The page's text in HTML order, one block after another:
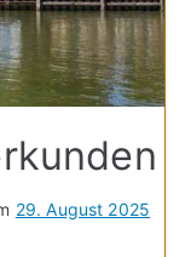
29. August 2025